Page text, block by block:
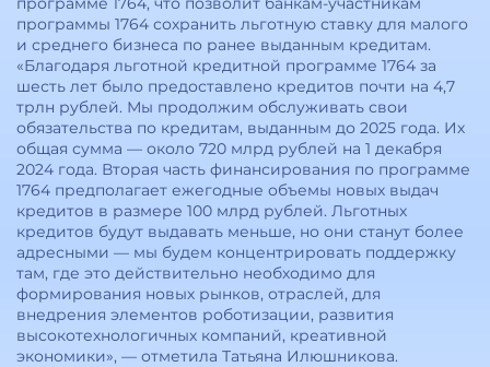
программы 1764 сохранить льготную ставку для малого
и среднего бизнеса по ранее выданным кредитам.
«Благодаря льготной кредитной программе 1764 за
шесть лет было предоставлено кредитов почти на 4,7
трлн рублей. Мы продолжим обслуживать свои
обязательства по кредитам, выданным до 2025 года. Их
общая сумма — около 720 млрд рублей на 1 декабря
2024 года. Вторая часть финансирования по программе
1764 предполагает ежегодные объемы новых выдач
кредитов в размере 100 млрд рублей. Льготных
кредитов будут выдавать меньше, но они станут более
адресными — мы будем концентрировать поддержку
там, где это действительно необходимо для
формирования новых рынков, отраслей, для
внедрения элементов роботизации, развития
высокотехнологичных компаний, креативной
экономики», — отметила Татьяна Илюшникова.